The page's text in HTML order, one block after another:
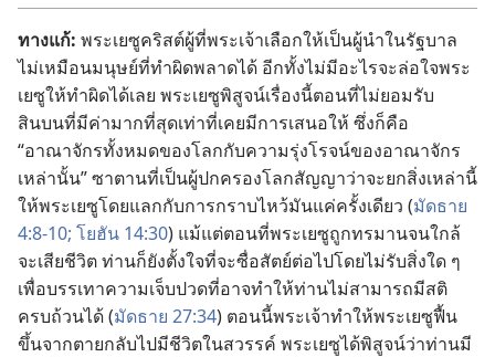
ทางแก้: พระเยซูคริสต์ผู้ที่พระเจ้าเลือกให้เป็นผู้นำในรัฐบาล
ไม่เหมือนมนุษย์ที่ทำผิดพลาดได้ อีกทั้งไม่มีอะไรจะล่อใจพระ
เยซูให้ทำผิดได้เลย พระเยซูพิสูจน์เรื่องนี้ตอนที่ไม่ยอมรับ
สินบนที่มีค่ามากที่สุดเท่าที่เคยมีการเสนอให้ ซึ่งก็คือ
“อาณาจักรทั้งหมดของโลกกับความรุ่งโรจน์ของอาณาจักร
เหล่านั้น” ซาตานที่เป็นผู้ปกครองโลกสัญญาว่าจะยกสิ่งเหล่านี้
ให้พระเยซูโดยแลกกับการกราบไหว้มันแค่ครั้งเดียว (มัดธาย
4:8-10; โยฮัน 14:30) แม้แต่ตอนที่พระเยซูถูกทรมานจนใกล้
จะเสียชีวิต ท่านก็ยังตั้งใจที่จะซื่อสัตย์ต่อไปโดยไม่รับสิ่งใด ๆ
เพื่อบรรเทาความเจ็บปวดที่อาจทำให้ท่านไม่สามารถมีสติ
ครบถ้วนได้ (มัดธาย 27:34) ตอนนี้พระเจ้าทำให้พระเยซูฟื้น
ขึ้นจากตายกลับไปมีชีวิตในสวรรค์ พระเยซูได้พิสูจน์ว่าท่านมี